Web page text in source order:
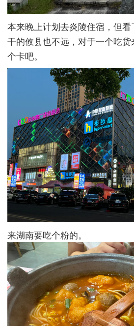
本来晚上计划去炎陵住宿，但
干的攸县也不远，对于一个吃
个卡吧。
来湖南要吃个粉的。